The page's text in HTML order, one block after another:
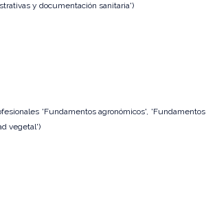
y documentación sanitaria')
'Fundamentos agronómicos', 'Fundamentos
vegetal')